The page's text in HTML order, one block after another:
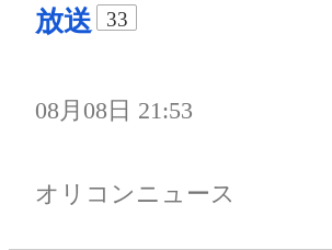
放送
33
08月08日 21:53
オリコンニュース